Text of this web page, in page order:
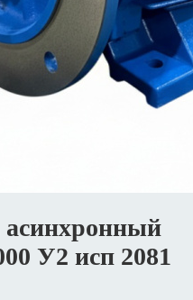
асинхронный
У2 исп 2081